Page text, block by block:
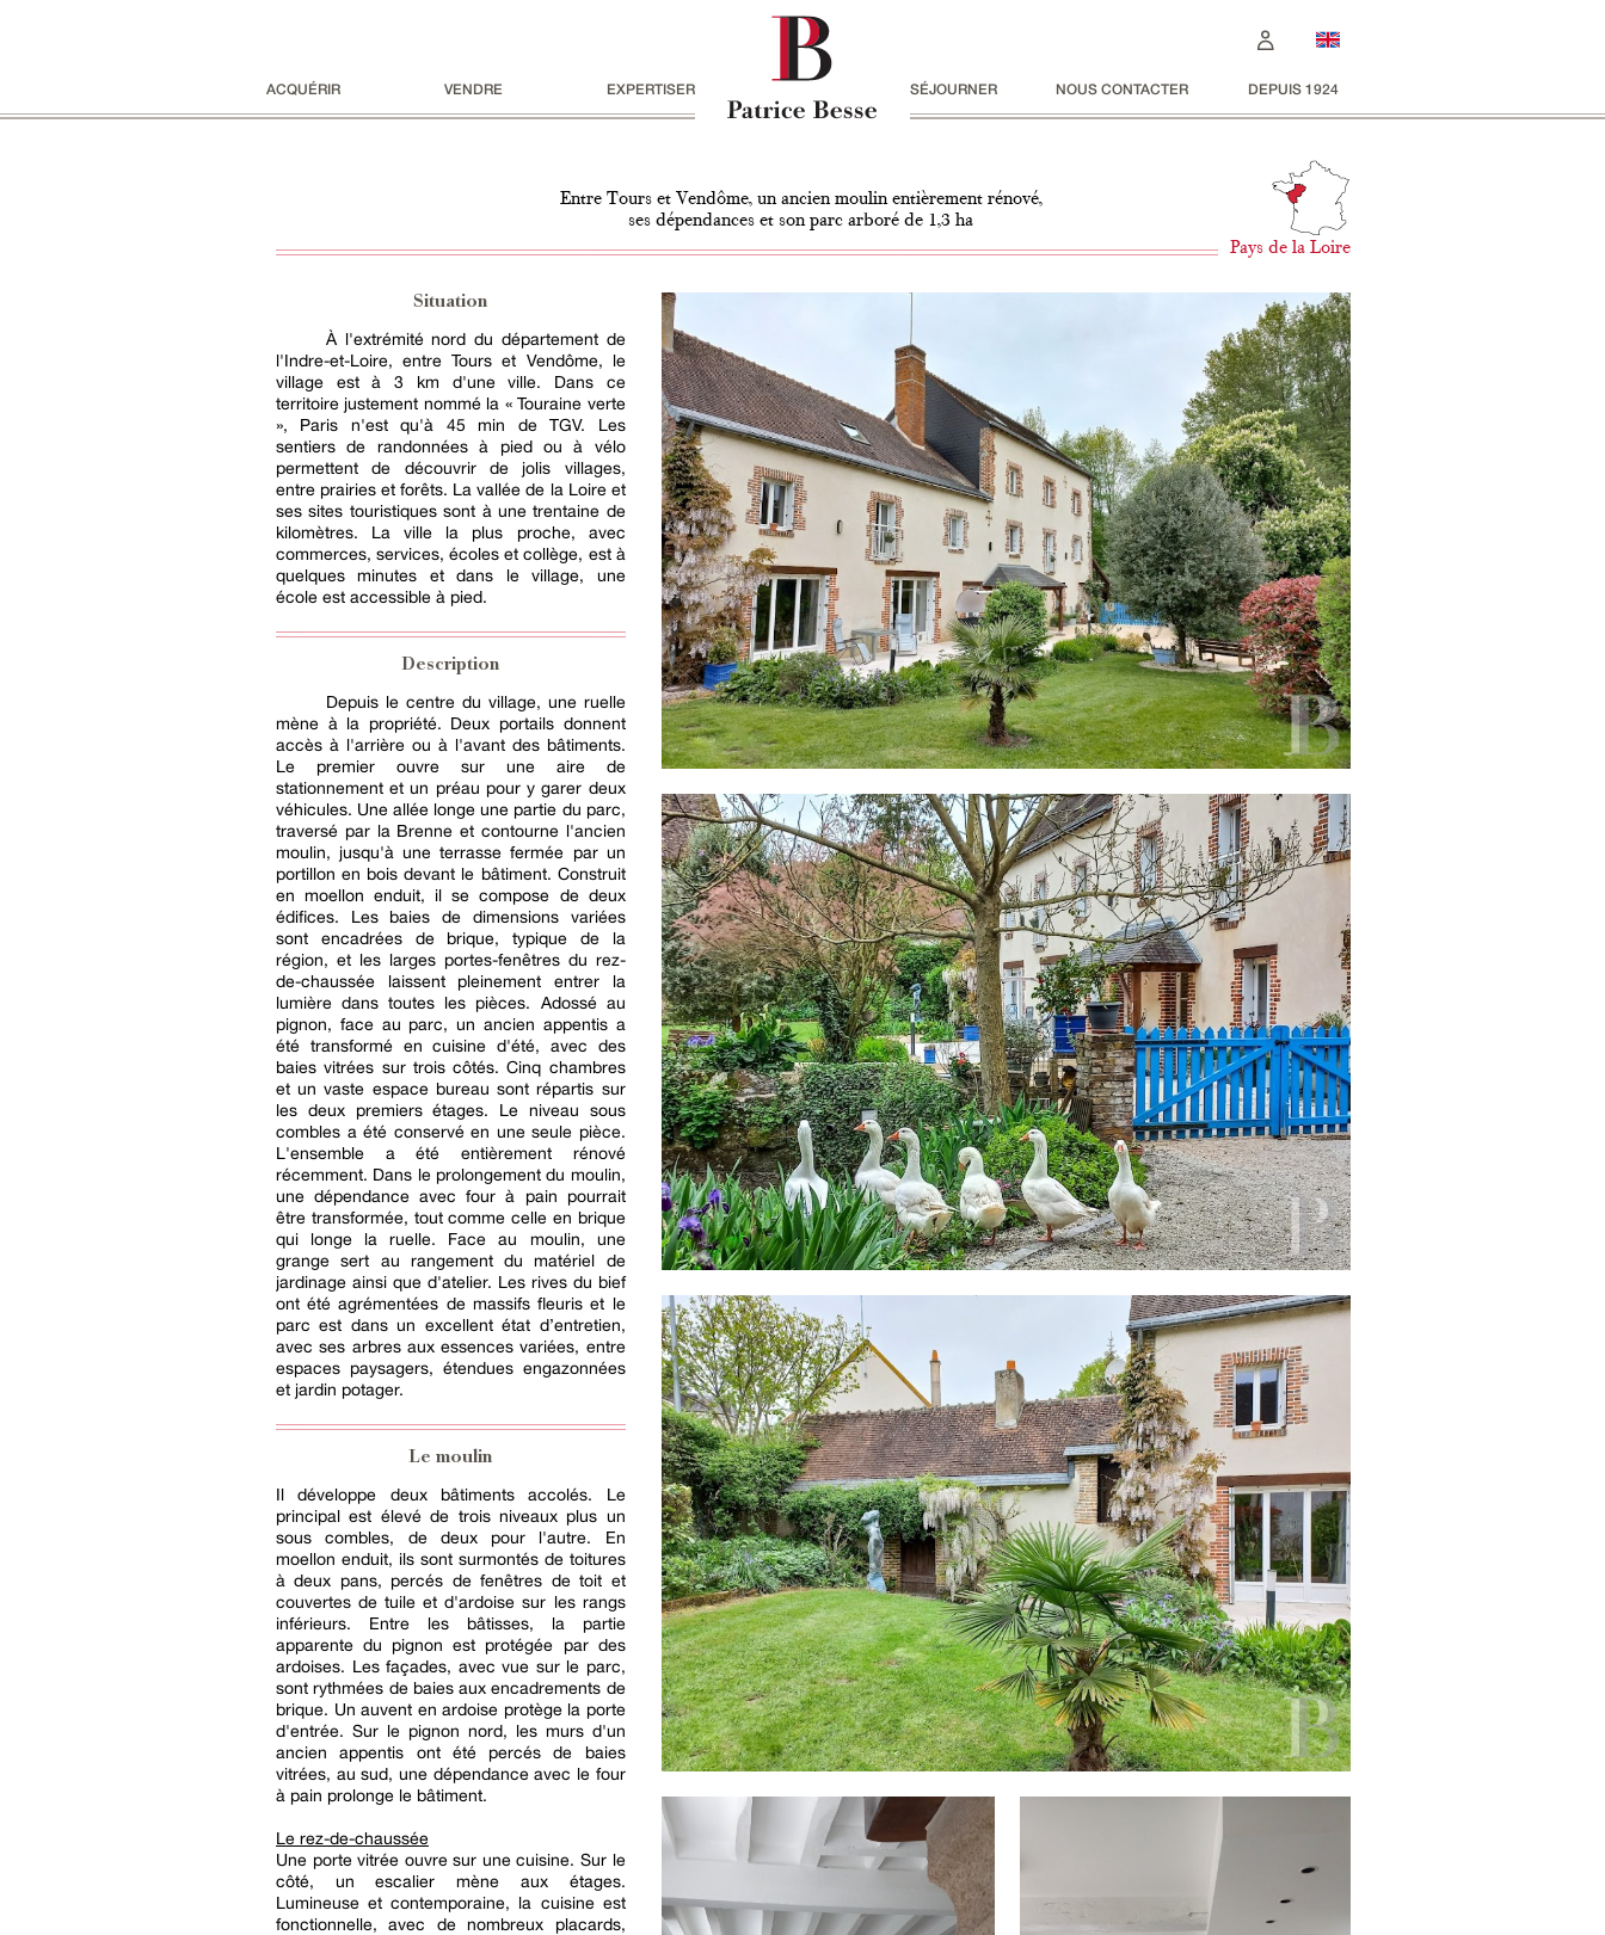
ACQUÉRIR VENDRE EXPERTISER SÉJOURNER NOUS CONTACTER DEPUIS 1924
Entre Tours et Vendôme, un ancien moulin entièrement rénové,
ses dépendances et son parc arboré de 1,3 ha
Pays de la Loire
Situation
À l'extrémité nord du département de
l'Indre-et-Loire, entre Tours et Vendôme, le
village est à 3 km d'une ville. Dans ce
territoire justement nommé la « Touraine verte
», Paris n'est qu'à 45 min de TGV. Les
sentiers de randonnées à pied ou à vélo
permettent de découvrir de jolis villages,
entre prairies et forêts. La vallée de la Loire et
ses sites touristiques sont à une trentaine de
kilomètres. La ville la plus proche, avec
commerces, services, écoles et collège, est à
quelques minutes et dans le village, une
école est accessible à pied.
Description
Depuis le centre du village, une ruelle
mène à la propriété. Deux portails donnent
accès à l'arrière ou à l'avant des bâtiments.
Le premier ouvre sur une aire de
stationnement et un préau pour y garer deux
véhicules. Une allée longe une partie du parc,
traversé par la Brenne et contourne l'ancien
moulin, jusqu'à une terrasse fermée par un
portillon en bois devant le bâtiment. Construit
en moellon enduit, il se compose de deux
édifices. Les baies de dimensions variées
sont encadrées de brique, typique de la
région, et les larges portes-fenêtres du rez-
de-chaussée laissent pleinement entrer la
lumière dans toutes les pièces. Adossé au
pignon, face au parc, un ancien appentis a
été transformé en cuisine d'été, avec des
baies vitrées sur trois côtés. Cinq chambres
et un vaste espace bureau sont répartis sur
les deux premiers étages. Le niveau sous
combles a été conservé en une seule pièce.
L'ensemble a été entièrement rénové
récemment. Dans le prolongement du moulin,
une dépendance avec four à pain pourrait
être transformée, tout comme celle en brique
qui longe la ruelle. Face au moulin, une
grange sert au rangement du matériel de
jardinage ainsi que d'atelier. Les rives du bief
ont été agrémentées de massifs fleuris et le
parc est dans un excellent état d’entretien,
avec ses arbres aux essences variées, entre
espaces paysagers, étendues engazonnées
et jardin potager.
Le moulin
Il développe deux bâtiments accolés. Le
principal est élevé de trois niveaux plus un
sous combles, de deux pour l'autre. En
moellon enduit, ils sont surmontés de toitures
à deux pans, percés de fenêtres de toit et
couvertes de tuile et d'ardoise sur les rangs
inférieurs. Entre les bâtisses, la partie
apparente du pignon est protégée par des
ardoises. Les façades, avec vue sur le parc,
sont rythmées de baies aux encadrements de
brique. Un auvent en ardoise protège la porte
d'entrée. Sur le pignon nord, les murs d'un
ancien appentis ont été percés de baies
vitrées, au sud, une dépendance avec le four
à pain prolonge le bâtiment.
Le rez-de-chaussée
Une porte vitrée ouvre sur une cuisine. Sur le
côté, un escalier mène aux étages.
Lumineuse et contemporaine, la cuisine est
fonctionnelle, avec de nombreux placards,